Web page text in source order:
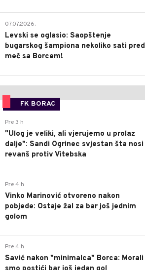
07.07.2026.
Levski se oglasio: Saopštenje
bugarskog šampiona nekoliko sati pred
meč sa Borcem!
FK BORAC
Pre 3 h
"Ulog je veliki, ali vjerujemo u prolaz
dalje": Sandi Ogrinec svjestan šta nosi
revanš protiv Vitebska
Pre 4 h
Vinko Marinović otvoreno nakon
pobjede: Ostaje žal za bar još jednim
golom
Pre 4 h
Savić nakon "minimalca" Borca: Morali